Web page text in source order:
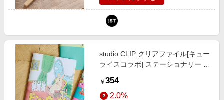
studio CLIP クリアファイル[キュー
ライスコラボ] ステーショナリー ホ
574849 and ST アンドエスティ
（旧ドットエスティ）
￥ 354
2.0%